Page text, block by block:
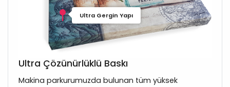
Ultra Gergin Yapı
Ultra Çözünürlüklü Baskı
Makina parkurumuzda bulunan tüm yüksek